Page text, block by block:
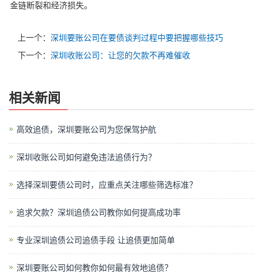
金链断裂和经济损失。
上一个： 深圳要账公司在要债谈判过程中要把握哪些技巧
下一个： 深圳收账公司：让您的欠款不再难催收
相关新闻
高效追债，深圳要账公司为您保驾护航
深圳收账公司如何避免违法追债行为？
选择深圳要债公司时，应重点关注哪些筛选标准？
追求欠款？深圳追债公司教你如何提高成功率
专业深圳追债公司追债手段 让追债更加简单
深圳要账公司如何教你如何最有效地追债？